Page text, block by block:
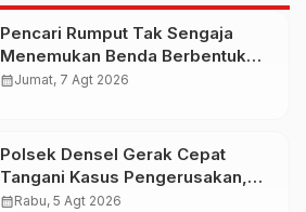
Pencari Rumput Tak Sengaja
Menemukan Benda Berbentuk
Wajah yang Diduga Patung Kuno
calendar_monthJumat, 7 Agt 2026
Polsek Densel Gerak Cepat
Tangani Kasus Pengerusakan,
Kapolsek: Kami Sudah Koordinasi
calendar_monthRabu, 5 Agt 2026